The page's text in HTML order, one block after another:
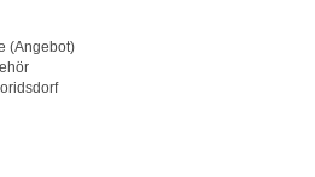
(Angebot)